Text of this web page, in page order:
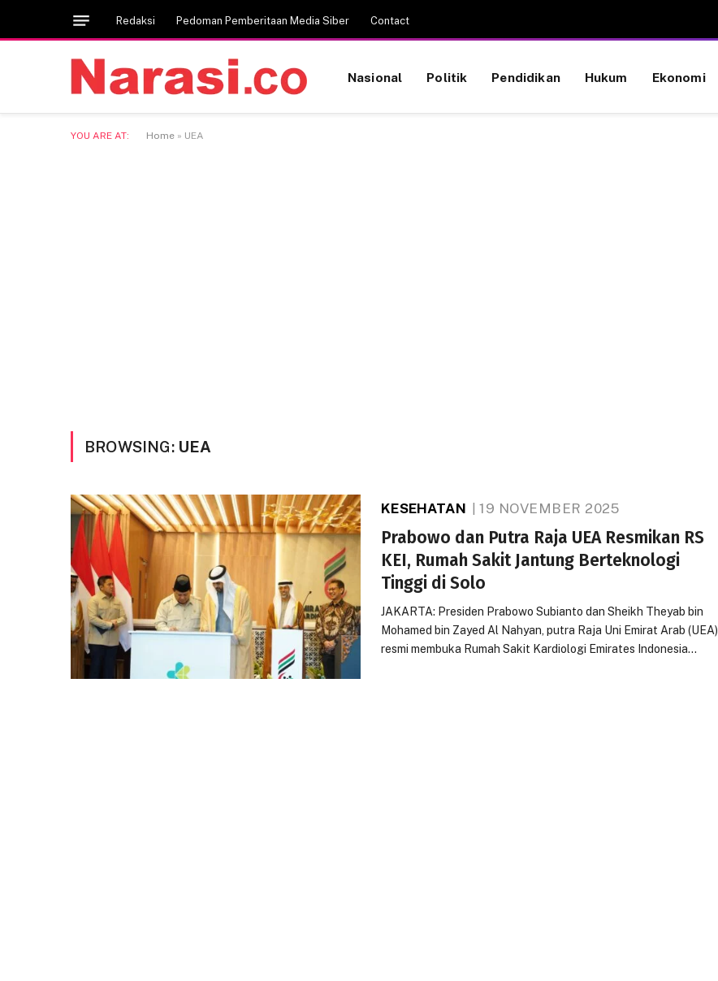
Redaksi Pedoman Pemberitaan Media Siber Contact
Nasional Politik Pendidikan Hukum Ekonomi
YOU ARE AT: Home » UEA
BROWSING: UEA
KESEHATAN 19 NOVEMBER 2025
Prabowo dan Putra Raja UEA Resmikan RS
KEI, Rumah Sakit Jantung Berteknologi
Tinggi di Solo
JAKARTA: Presiden Prabowo Subianto dan Sheikh Theyab bin
Mohamed bin Zayed Al Nahyan, putra Raja Uni Emirat Arab (UEA),
resmi membuka Rumah Sakit Kardiologi Emirates Indonesia…